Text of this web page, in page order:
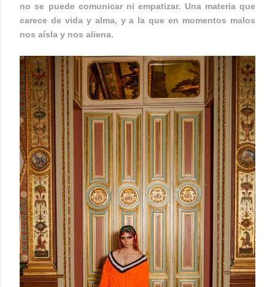
no se puede comunicar ni empatizar. Una materia que
carece de vida y alma, y a la que en momentos malos
nos aísla y nos aliena.